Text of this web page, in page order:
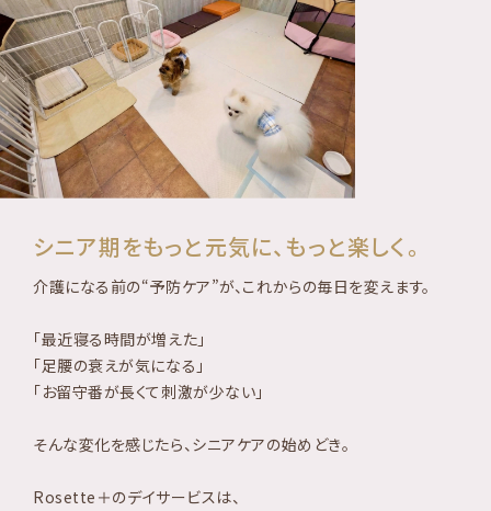
シニア期をもっと元気に、もっと楽しく。
介護になる前の“予防ケア”が、これからの毎日を変えます。
「最近寝る時間が増えた」
「足腰の衰えが気になる」
「お留守番が長くて刺激が少ない」
そんな変化を感じたら、シニアケアの始めどき。
Rosette＋のデイサービスは、